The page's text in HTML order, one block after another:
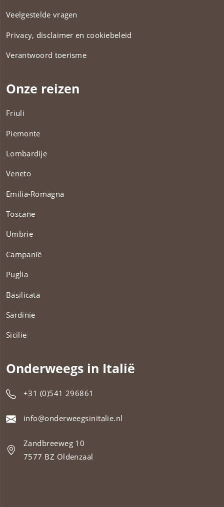
Veelgestelde vragen
Privacy, disclaimer en cookiebeleid
Verantwoord toerisme
Onze reizen
Friuli
Piemonte
Lombardije
Veneto
Emilia-Romagna
Toscane
Umbrië
Campanië
Puglia
Basilicata
Sardinië
Sicilië
Onderweegs in Italië
+31 (0)541 296861
info@onderweegsinitalie.nl
Zandbreeweg 10
7577 BZ Oldenzaal